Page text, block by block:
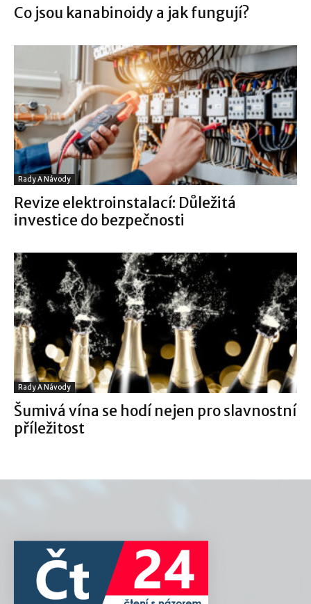
Co jsou kanabinoidy a jak fungují?
Rady A Návody
Revize elektroinstalací: Důležitá
investice do bezpečnosti
Rady A Návody
Šumivá vína se hodí nejen pro slavnostní
příležitost